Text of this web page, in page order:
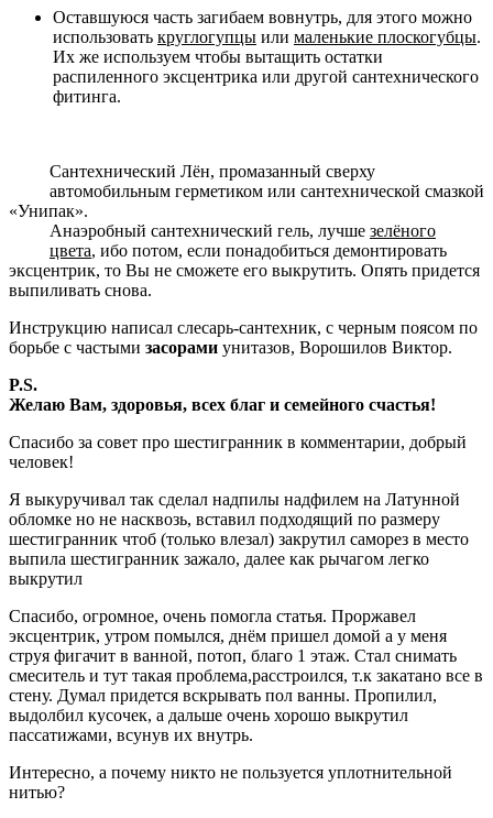
Оставшуюся часть загибаем вовнутрь, для этого можно
использовать круглогупцы или маленькие плоскогубцы.
Их же используем чтобы вытащить остатки
распиленного эксцентрика или другой сантехнического
фитинга.
Сантехнический Лён, промазанный сверху
автомобильным герметиком или сантехнической смазкой
«Унипак».
Анаэробный сантехнический гель, лучше зелёного
цвета, ибо потом, если понадобиться демонтировать
эксцентрик, то Вы не сможете его выкрутить. Опять придется
выпиливать снова.
Инструкцию написал слесарь-сантехник, с черным поясом по
борьбе с частыми засорами унитазов, Ворошилов Виктор.
P.S.
Желаю Вам, здоровья, всех благ и семейного счастья!
Спасибо за совет про шестигранник в комментарии, добрый
человек!
Я выкуручивал так сделал надпилы надфилем на Латунной
обломке но не насквозь, вставил подходящий по размеру
шестигранник чтоб (только влезал) закрутил саморез в место
выпила шестигранник зажало, далее как рычагом легко
выкрутил
Спасибо, огромное, очень помогла статья. Проржавел
эксцентрик, утром помылся, днём пришел домой а у меня
струя фигачит в ванной, потоп, благо 1 этаж. Стал снимать
смеситель и тут такая проблема,расстроился, т.к закатано все в
стену. Думал придется вскрывать пол ванны. Пропилил,
выдолбил кусочек, а дальше очень хорошо выкрутил
пассатижами, всунув их внутрь.
Интересно, а почему никто не пользуется уплотнительной
нитью?